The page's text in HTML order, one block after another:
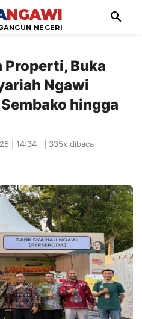
NGAWI
NEGERI
search
Properti, Buka
Ngawi
hingga
| 14:34 335x dibaca